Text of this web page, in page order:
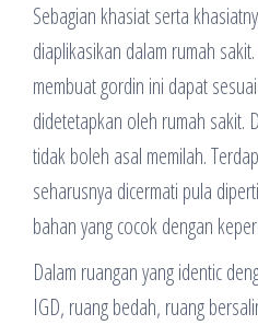
Sebagian khasiat serta
diaplikasikan dalam rumah
membuat gordin ini dapat
didetetapkan oleh rumah sakit.
tidak boleh asal memilah.
seharusnya dicermati pula
bahan yang cocok dengan
Dalam ruangan yang identic
IGD, ruang bedah, ruang